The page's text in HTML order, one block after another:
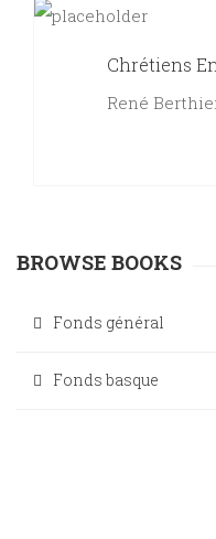
Chrétiens
René
BROWSE BOOKS
Fonds général
Fonds basque